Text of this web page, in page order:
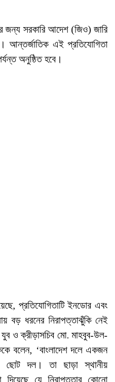
জন্য সরকারি আদেশ (জিও) জারি
আন্তর্জাতিক এই প্রতিযোগিতা
অনুষ্ঠিত হবে।
প্রতিযোগিতাটি ইনডোর এবং
বড় ধরনের নিরাপত্তাঝুঁকি নেই
ও ক্রীড়াসচিব মো. মাহবুব-উল-
বলেন, ‘বাংলাদেশ দলে একজন
দল। তা ছাড়া স্থানীয়
দিয়েছে যে নিরাপত্তার কোনো